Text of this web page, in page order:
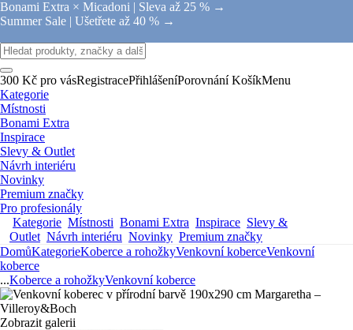
Bonami Extra × Micadoni | Sleva až 25 % →
Summer Sale | Ušetřete až 40 % →
300 Kč pro vásRegistracePřihlášeníPorovnání KošíkMenu
Kategorie
Místnosti
Bonami Extra
Inspirace
Slevy & Outlet
Návrh interiéru
Novinky
Premium značky
Pro profesionály
Kategorie Místnosti Bonami Extra Inspirace Slevy &
Outlet Návrh interiéru Novinky Premium značky
DomůKategorieKoberce a rohožkyVenkovní koberceVenkovní
koberce
...Koberce a rohožkyVenkovní koberce
Zobrazit galerii